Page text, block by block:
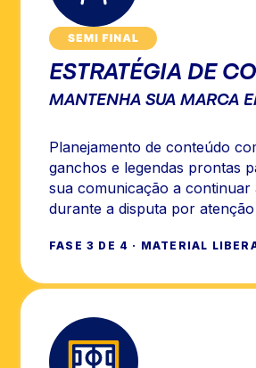
ESTRATÉGIA DE
MANTENHA SUA MARCA
Planejamento de conteúdo
ganchos e legendas prontas
sua comunicação a continuar
durante a disputa por atenção
FASE 3 DE 4 · MATERIAL